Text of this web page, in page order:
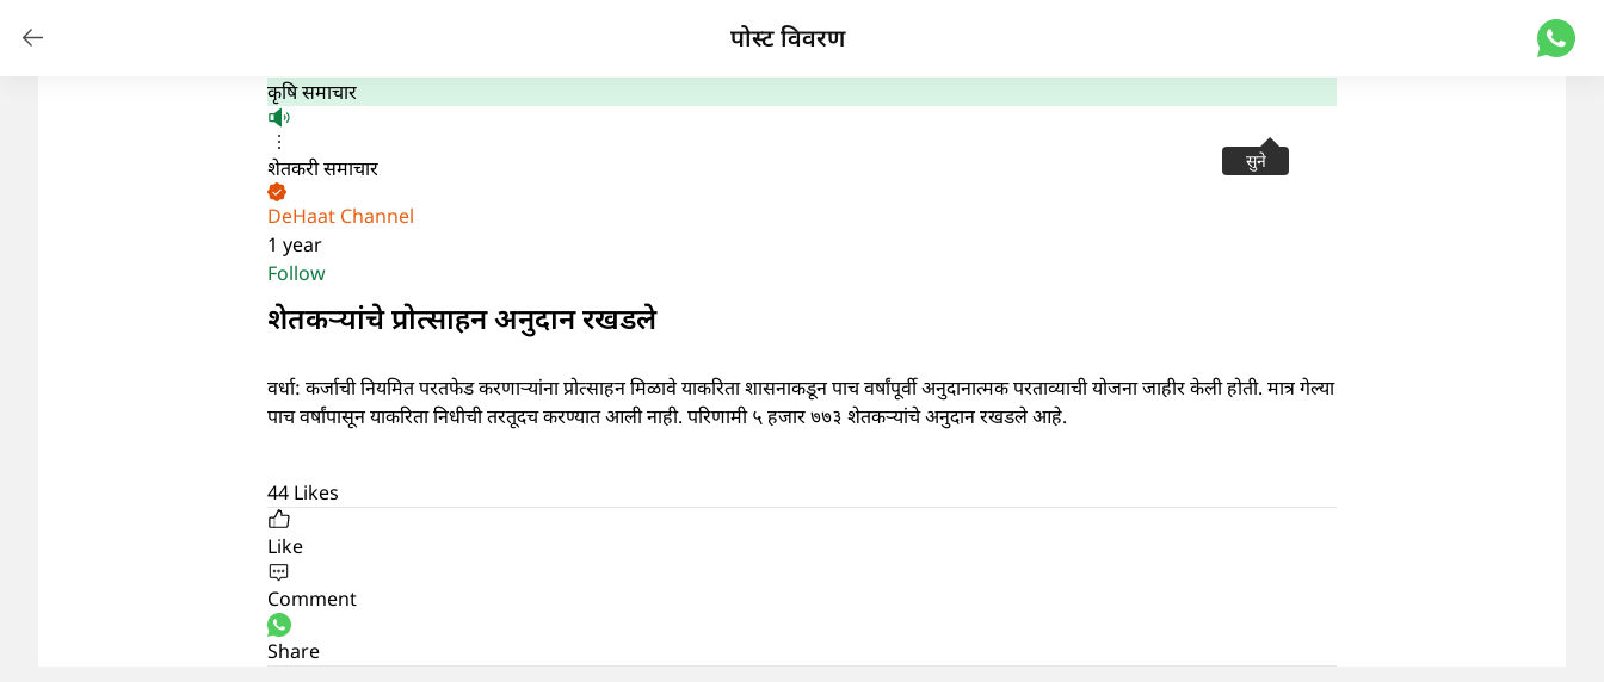
पोस्ट विवरण
सुने
कृषि समाचार
शेतकरी समाचार
DeHaat Channel
1 year
Follow
शेतकऱ्यांचे प्रोत्साहन अनुदान रखडले
वर्धा: कर्जाची नियमित परतफेड करणाऱ्यांना प्रोत्साहन मिळावे याकरिता शासनाकडून पाच वर्षांपूर्वी अनुदानात्मक परताव्याची योजना जाहीर केली होती. मात्र गेल्या
पाच वर्षांपासून याकरिता निधीची तरतूदच करण्यात आली नाही. परिणामी ५ हजार ७७३ शेतकऱ्यांचे अनुदान रखडले आहे.
44 Likes
Like
Comment
Share